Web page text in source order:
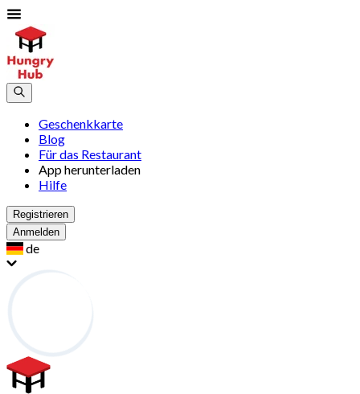
Geschenkkarte
Blog
Für das Restaurant
App herunterladen
Hilfe
Registrieren
Anmelden
de